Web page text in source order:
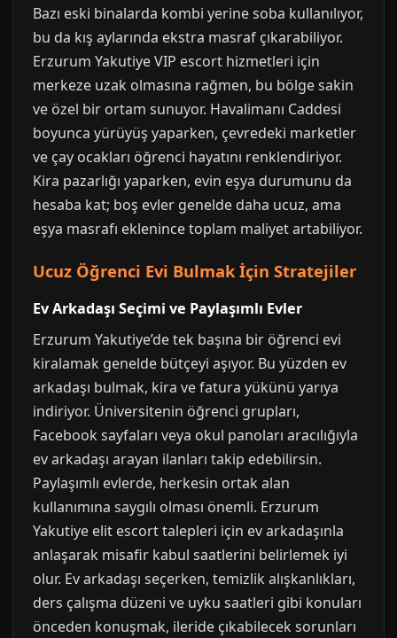
Bazı eski binalarda kombi yerine soba kullanılıyor,
bu da kış aylarında ekstra masraf çıkarabiliyor.
Erzurum Yakutiye VIP escort hizmetleri için
merkeze uzak olmasına rağmen, bu bölge sakin
ve özel bir ortam sunuyor. Havalimanı Caddesi
boyunca yürüyüş yaparken, çevredeki marketler
ve çay ocakları öğrenci hayatını renklendiriyor.
Kira pazarlığı yaparken, evin eşya durumunu da
hesaba kat; boş evler genelde daha ucuz, ama
eşya masrafı eklenince toplam maliyet artabiliyor.
Ucuz Öğrenci Evi Bulmak İçin Stratejiler
Ev Arkadaşı Seçimi ve Paylaşımlı Evler
Erzurum Yakutiye’de tek başına bir öğrenci evi
kiralamak genelde bütçeyi aşıyor. Bu yüzden ev
arkadaşı bulmak, kira ve fatura yükünü yarıya
indiriyor. Üniversitenin öğrenci grupları,
Facebook sayfaları veya okul panoları aracılığıyla
ev arkadaşı arayan ilanları takip edebilirsin.
Paylaşımlı evlerde, herkesin ortak alan
kullanımına saygılı olması önemli. Erzurum
Yakutiye elit escort talepleri için ev arkadaşınla
anlaşarak misafir kabul saatlerini belirlemek iyi
olur. Ev arkadaşı seçerken, temizlik alışkanlıkları,
ders çalışma düzeni ve uyku saatleri gibi konuları
önceden konuşmak, ileride çıkabilecek sorunları